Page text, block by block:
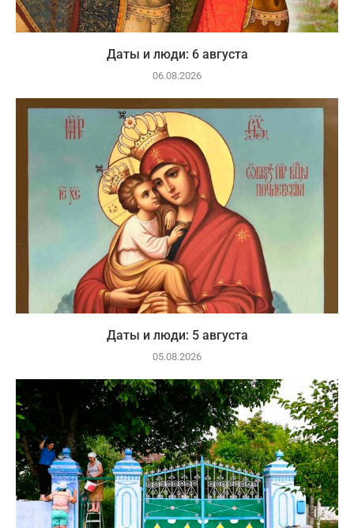
Даты и люди: 6 августа
06.08.2026
Даты и люди: 5 августа
05.08.2026